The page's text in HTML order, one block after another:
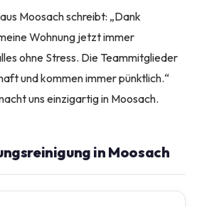
Moosach schreibt: „Dank
Wohnung jetzt immer
ohne Stress. Die Teammitglieder
und kommen immer pünktlich.“
uns einzigartig in Moosach.
in Moosach